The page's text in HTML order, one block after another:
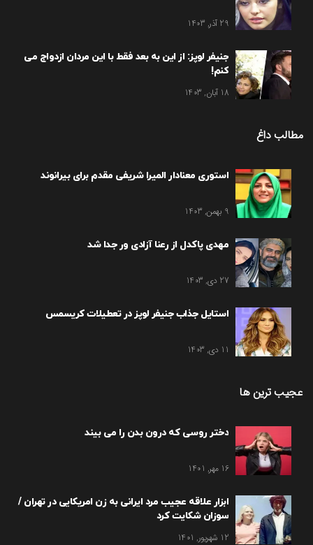
29 آذر, 1403
جنیفر لوپز: از این به بعد فقط با این مردان ازدواج می
کنم!
18 آبان, 1403
مطالب داغ
استوری معنادار المیرا شریفی مقدم برای بیرانوند
9 بهمن, 1403
مهدی پاکدل از رعنا آزادی ور جدا شد
27 دی, 1403
استایل جذاب جنیفر لوپز در تعطیلات کریسمس
11 دی, 1403
عجیب ترین ها
دختر روسی که درون بدن را می بیند
16 مهر, 1401
ابزار علاقه عجیب مرد ایرانی به زن امریکایی در تهران /
سوزان شکایت کرد
12 شهریور, 1401